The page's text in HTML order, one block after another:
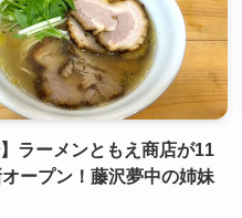
】ラーメンともえ商店が11
ープン！藤沢夢中の姉妹